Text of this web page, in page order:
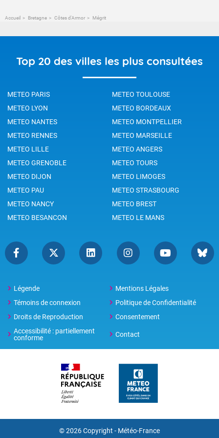
Accueil Bretagne Côtes d'Armor Mégrit
Top 20 des villes les plus consultées
METEO PARIS
METEO TOULOUSE
METEO LYON
METEO BORDEAUX
METEO NANTES
METEO MONTPELLIER
METEO RENNES
METEO MARSEILLE
METEO LILLE
METEO ANGERS
METEO GRENOBLE
METEO TOURS
METEO DIJON
METEO LIMOGES
METEO PAU
METEO STRASBOURG
METEO NANCY
METEO BREST
METEO BESANCON
METEO LE MANS
Légende
Mentions Légales
Témoins de connexion
Politique de Confidentialité
Droits de Reproduction
Consentement
Accessibilité : partiellement
conforme
Contact
© 2026 Copyright - Météo-France